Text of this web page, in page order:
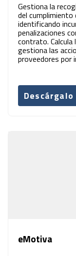
Gestiona la
del cumplimiento
identificando
penalizaciones
contrato. Calcula
gestiona las
proveedores por
Descárgalo
eMotiva